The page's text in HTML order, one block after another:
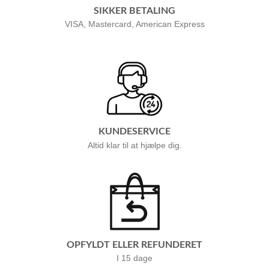
SIKKER BETALING
VISA, Mastercard, American Express
KUNDESERVICE
Altid klar til at hjælpe dig.
OPFYLDT ELLER REFUNDERET
I 15 dage